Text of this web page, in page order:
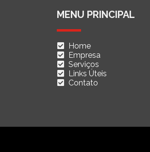
MENU PRINCIPAL
Home
Empresa
Serviços
Links Úteis
Contato